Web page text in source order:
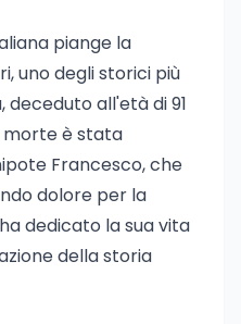
piange la
uno degli storici più
all'età di 91
morte è stata
Francesco, che
dolore per la
dedicato la sua vita
della storia